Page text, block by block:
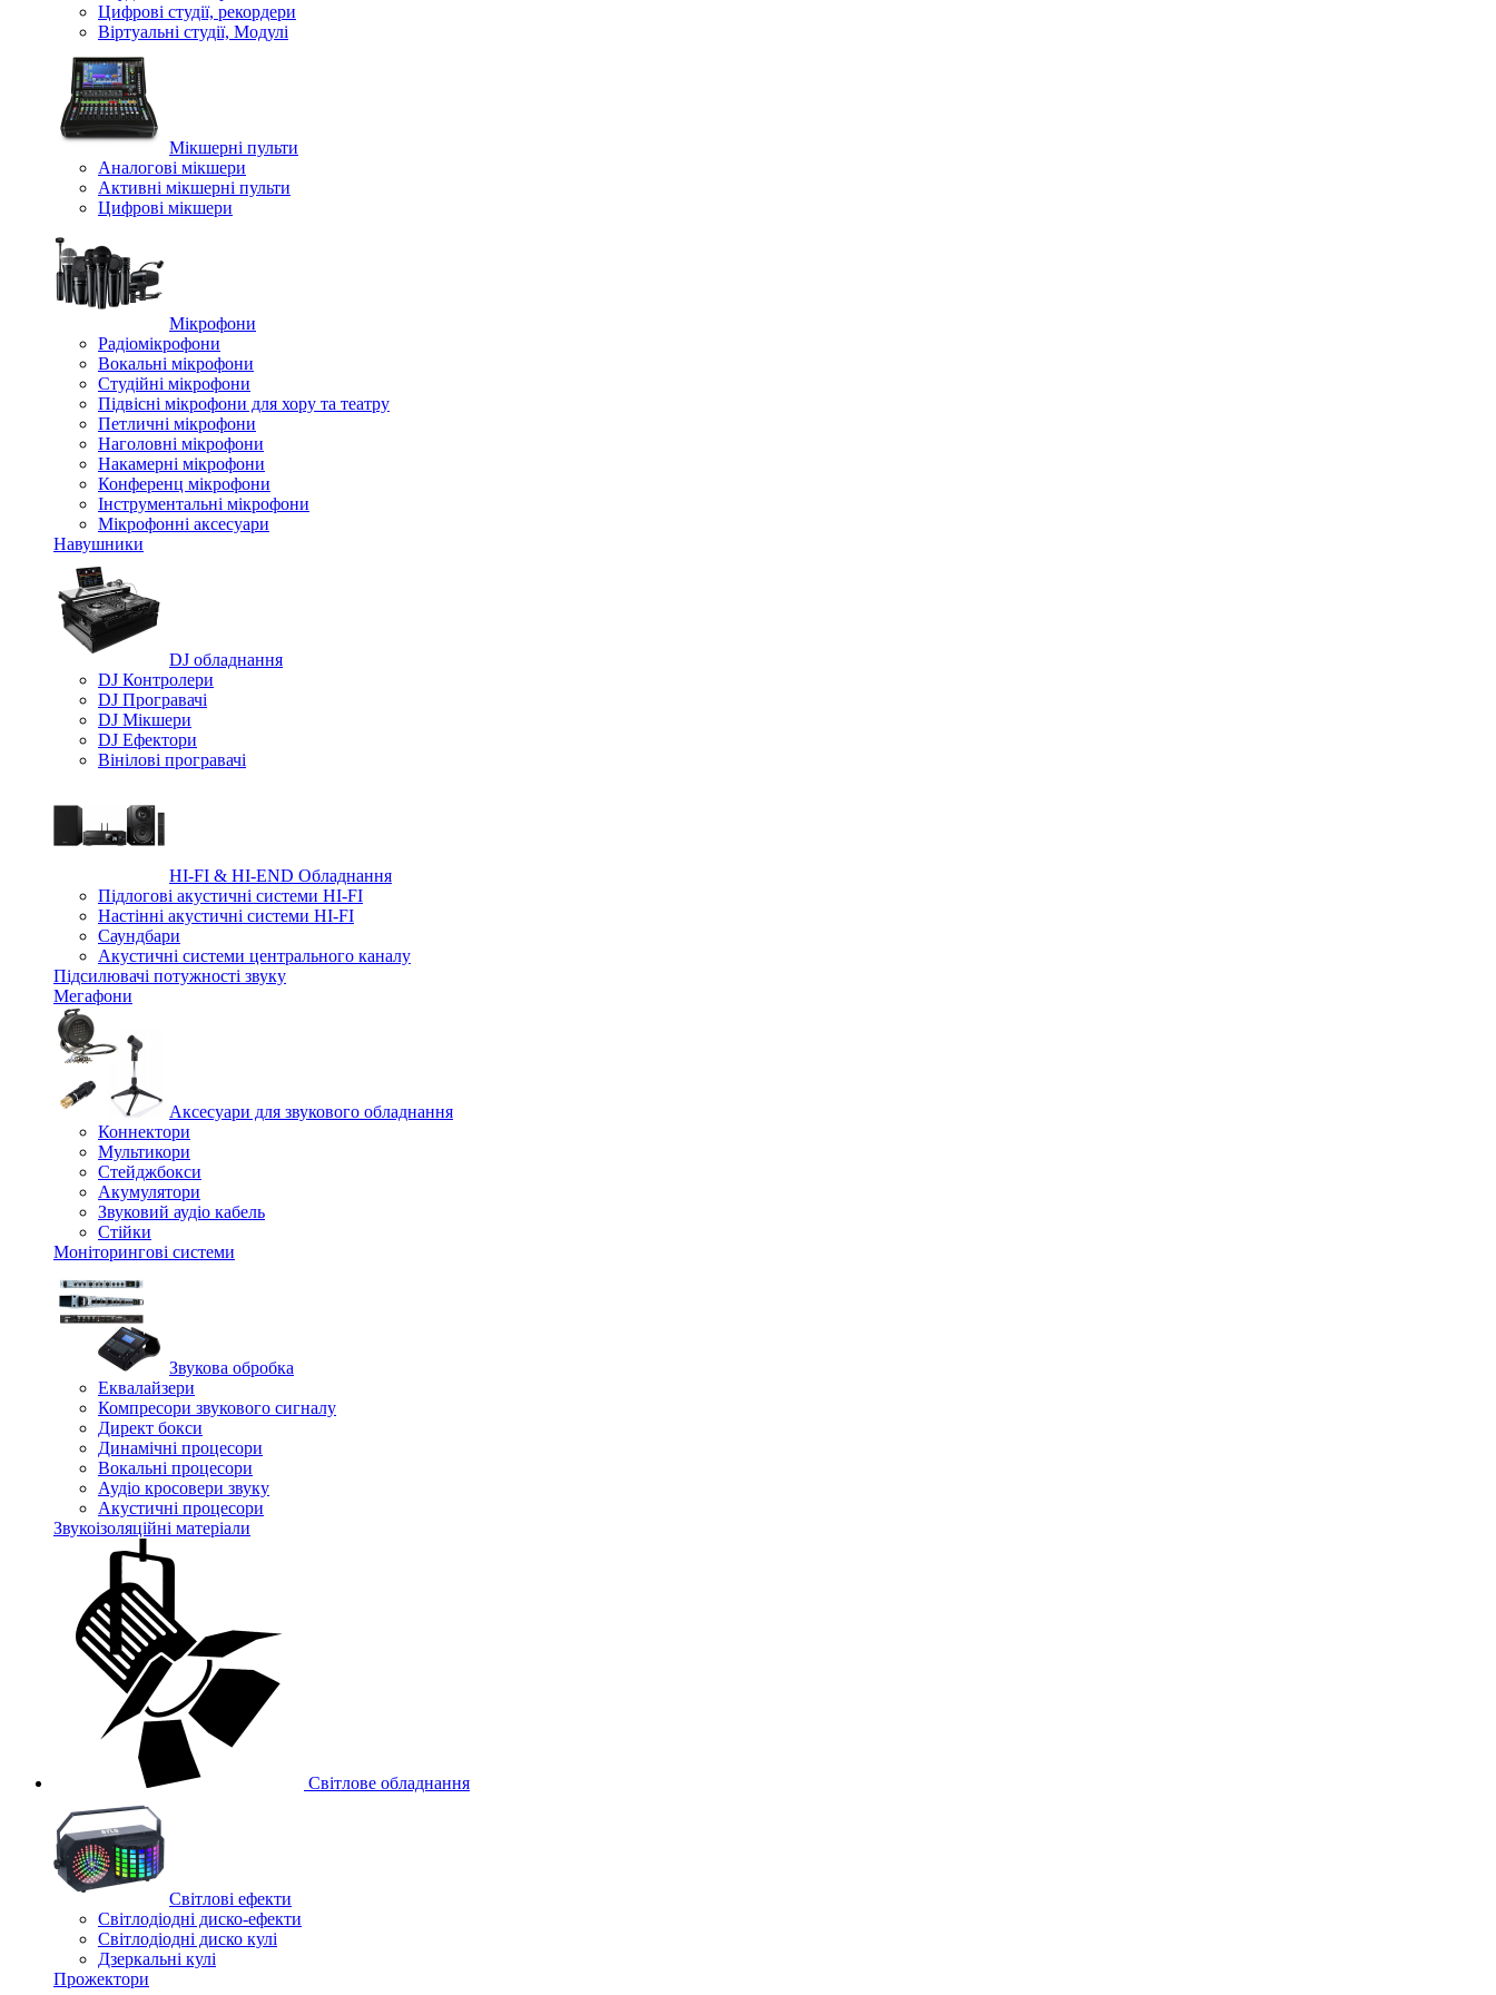
Цифрові студії, рекордери
Віртуальні студії, Модулі
Мікшерні пульти
Аналогові мікшери
Активні мікшерні пульти
Цифрові мікшери
Мікрофони
Радіомікрофони
Вокальні мікрофони
Студійні мікрофони
Підвісні мікрофони для хору та театру
Петличні мікрофони
Наголовні мікрофони
Накамерні мікрофони
Конференц мікрофони
Iнструментальні мікрофони
Мікрофонні аксесуари
Навушники
DJ обладнання
DJ Контролери
DJ Програвачі
DJ Мікшери
DJ Ефектори
Вінілові програвачі
HI-FI & HI-END Обладнання
Підлогові акустичні системи HI-FI
Настінні акустичні системи HI-FI
Саундбари
Акустичні системи центрального каналу
Підсилювачі потужності звуку
Мегафони
Аксесуари для звукового обладнання
Коннектори
Мультикори
Стейджбокси
Акумулятори
Звуковий аудіо кабель
Стійки
Моніторингові системи
Звукова обробка
Еквалайзери
Компресори звукового сигналу
Директ бокси
Динамічні процесори
Вокальні процесори
Аудіо кросовери звуку
Акустичні процесори
Звукоізоляційні матеріали
Світлове обладнання
Cвітлові ефекти
Світлодіодні диско-ефекти
Світлодіодні диско кулі
Дзеркальні кулі
Прожектори